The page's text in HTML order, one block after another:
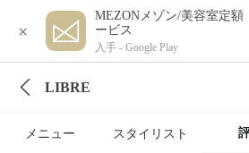
×
MEZONメゾン/美容室定額
ービス
入手 - Google Play
LIBRE
メニュー スタイリスト